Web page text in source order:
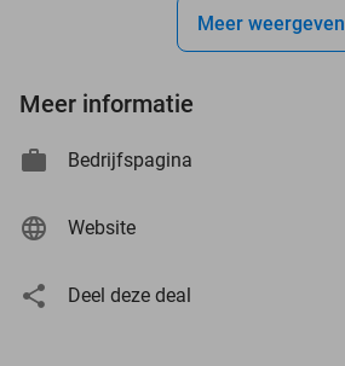
Meer weergeven
Meer informatie
Bedrijfspagina
Website
Deel deze deal